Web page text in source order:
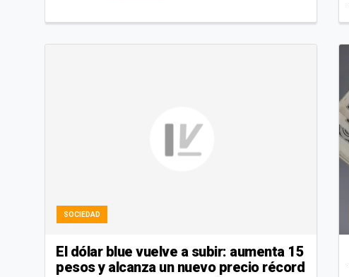
SOCIEDAD
El dólar blue vuelve a subir: aumenta 15
pesos y alcanza un nuevo precio récord